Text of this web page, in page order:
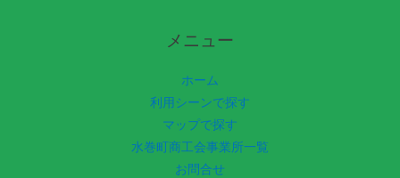
メニュー
ホーム
利用シーンで探す
マップで探す
水巻町商工会事業所一覧
お問合せ